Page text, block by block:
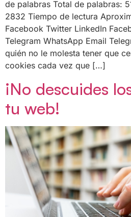
de palabras Total de palabras:
2832 Tiempo de lectura
Facebook Twitter LinkedIn
Telegram WhatsApp Email
quién no le molesta tener que
cookies cada vez que […]
¡No descuides
tu web!